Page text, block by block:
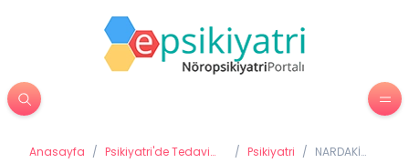
Anasayfa / Psikiyatri'de Tedavi
/ Psikiyatri / NARDAKİ